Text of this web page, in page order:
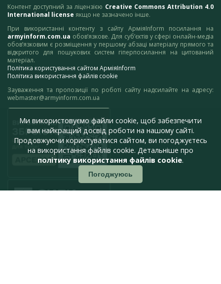
Контент доступний за ліцензією Creative Commons Attribution 4.0
International license якщо не зазначено інше.
При використанні контенту з сайту АрміяInform посилання на
armyinform.com.ua обов’язкове. Для суб’єктів у сфері онлайн-медіа
обов’язковим є розміщення у першому абзаці матеріалу прямого та
відкритого для пошукових систем гіперпосилання на цитований
матеріал.
Політика користування сайтом АрміяInform
Політика використання файлів cookie
Зауваження та пропозиції по роботі сайту надсилайте на адресу:
webmaster@armyinform.com.ua
Ми використовуємо файли cookie, щоб забезпечити
вам найкращий досвід роботи на нашому сайті.
Продовжуючи користуватися сайтом, ви погоджуєтесь
на використання файлів cookie. Детальніше про
політику використання файлів cookie.
Погоджуюсь